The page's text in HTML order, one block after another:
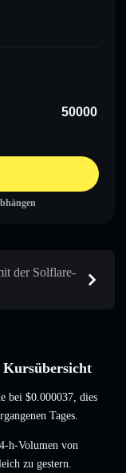
der Solflare-
bei $0.000037, dies
Tages.
h-Volumen von
zu gestern.